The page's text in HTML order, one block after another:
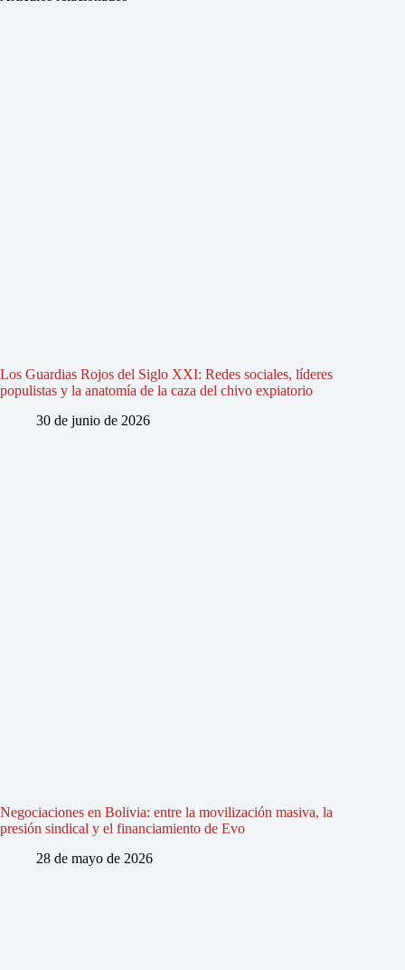
Los Guardias Rojos del Siglo XXI: Redes sociales, líderes
populistas y la anatomía de la caza del chivo expiatorio
30 de junio de 2026
Negociaciones en Bolivia: entre la movilización masiva, la
presión sindical y el financiamiento de Evo
28 de mayo de 2026